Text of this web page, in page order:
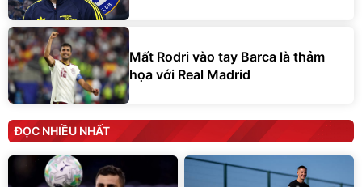
Mất Rodri vào tay Barca là thảm
họa với Real Madrid
ĐỌC NHIỀU NHẤT